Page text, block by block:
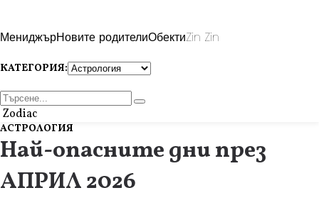
МениджърНовите родителиОбектиZin Zin
КАТЕГОРИЯ:
Zodiac
АСТРОЛОГИЯ
Най-опасните дни през
АПРИЛ 2026